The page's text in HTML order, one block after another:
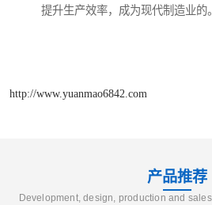
提升生产效率，成为现代制造业的。
http://www.yuanmao6842.com
产品推荐
Development, design, production and